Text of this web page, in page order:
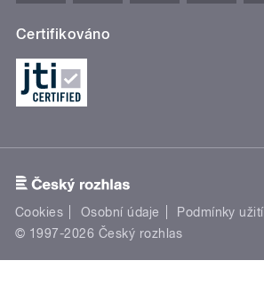
Certifikováno
Cookies Osobní údaje Podmínky užití
© 1997-2026 Český rozhlas